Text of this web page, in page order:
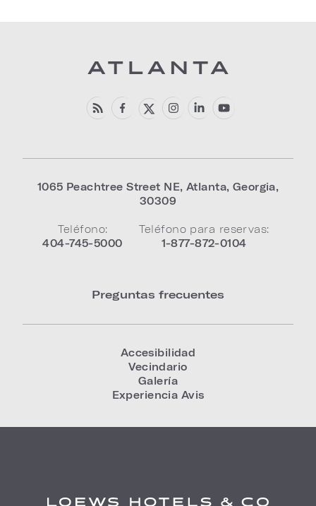
1065 Peachtree Street NE, Atlanta, Georgia,
30309
Teléfono:
404-745-5000
Teléfono para reservas:
1-877-872-0104
Preguntas frecuentes
Accesibilidad
Vecindario
Galería
Experiencia Avis